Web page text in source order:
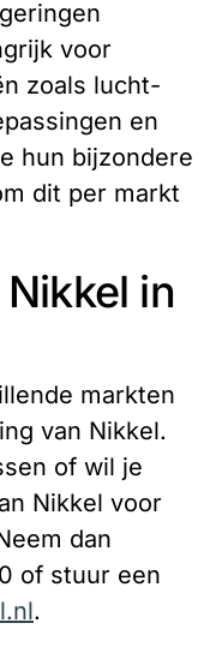
voor
zoals lucht-
en
hun bijzondere
dit per markt
in
markten
van Nikkel.
of wil je
Nikkel voor
dan
of stuur een
.